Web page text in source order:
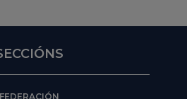
FEDERACIÓN